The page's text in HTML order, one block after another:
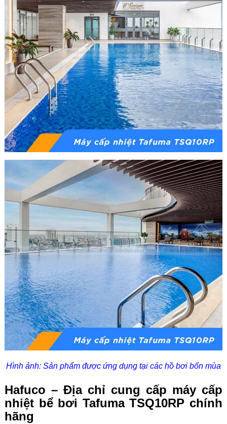
Hình ảnh: Sản phẩm được ứng dụng tại các hồ bơi bốn mùa
Hafuco – Địa chỉ cung cấp máy cấp
nhiệt bể bơi Tafuma TSQ10RP chính
hãng